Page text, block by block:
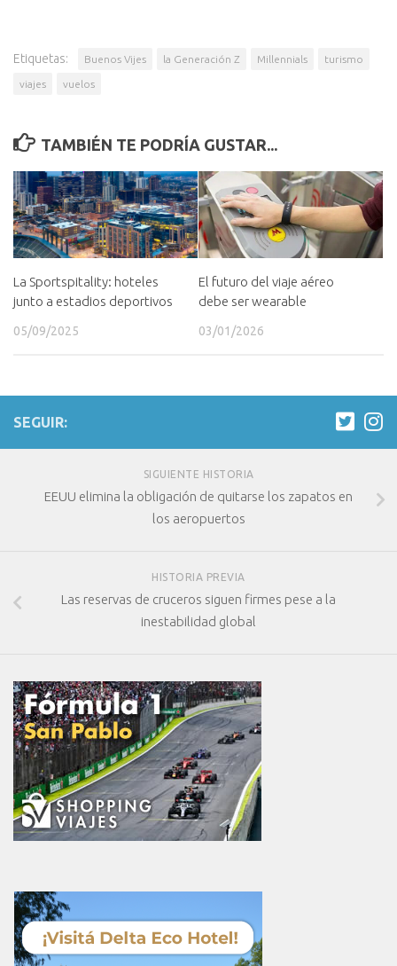
Etiquetas: Buenos Vijes la Generación Z Millennials turismo
viajes vuelos
TAMBIÉN TE PODRÍA GUSTAR...
La Sportspitality: hoteles
junto a estadios deportivos
05/09/2025
El futuro del viaje aéreo
debe ser wearable
03/01/2026
SEGUIR:
SIGUIENTE HISTORIA
EEUU elimina la obligación de quitarse los zapatos en
los aeropuertos
HISTORIA PREVIA
Las reservas de cruceros siguen firmes pese a la
inestabilidad global